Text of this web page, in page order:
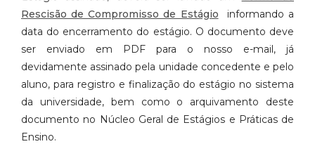
Rescisão de Compromisso de Estágio
informando a
data do encerramento do estágio. O documento deve
ser enviado em PDF para o nosso e-mail, já
devidamente assinado pela unidade concedente e pelo
aluno, para registro e finalização do estágio no sistema
da universidade, bem como o arquivamento deste
documento no Núcleo Geral de Estágios e Práticas de
Ensino.